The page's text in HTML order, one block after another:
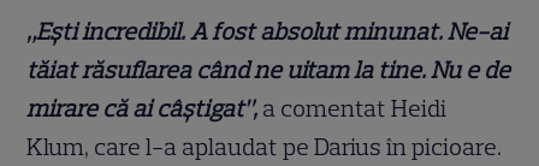
„Ești incredibil. A fost absolut minunat. Ne-ai
tăiat răsuflarea când ne uitam la tine. Nu e de
mirare că ai câștigat”, a comentat Heidi
Klum, care l-a aplaudat pe Darius în picioare.